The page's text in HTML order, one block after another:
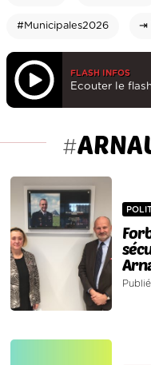
#Municipales2026 ⇥
FLASH INFOS
Ecouter le
#